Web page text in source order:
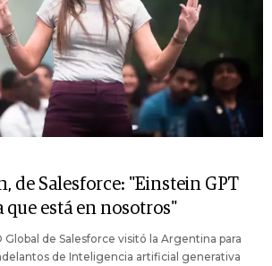
de Salesforce: "Einstein GPT
que está en nosotros"
Global de Salesforce visitó la Argentina para
de Inteligencia artificial generativa